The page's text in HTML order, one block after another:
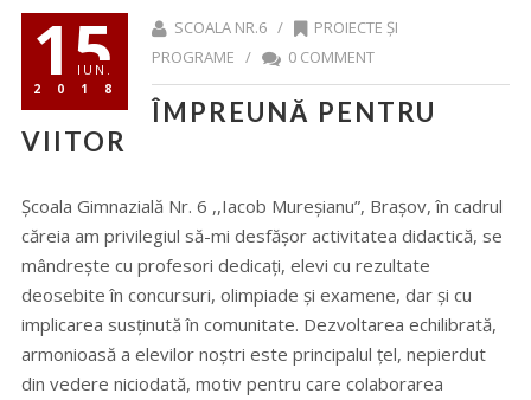
15
IUN.
2018
SCOALA NR.6 /
PROIECTE ȘI
PROGRAME / 0 COMMENT
ÎMPREUNĂ PENTRU
VIITOR
Școala Gimnazială Nr. 6 ,,Iacob Mureșianu”, Brașov, în cadrul
căreia am privilegiul să-mi desfășor activitatea didactică, se
mândrește cu profesori dedicați, elevi cu rezultate
deosebite în concursuri, olimpiade și examene, dar și cu
implicarea susținută în comunitate. Dezvoltarea echilibrată,
armonioasă a elevilor noștri este principalul țel, nepierdut
din vedere niciodată, motiv pentru care colaborarea